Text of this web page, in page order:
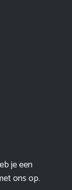
je een
ons op.